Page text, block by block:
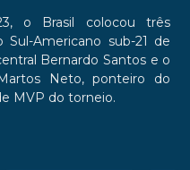
o Brasil colocou três
Americano sub-21 de
Bernardo Santos e o
Neto, ponteiro do
MVP do torneio.